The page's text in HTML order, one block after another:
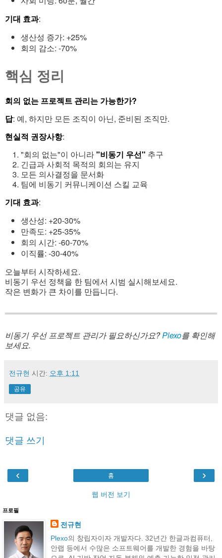
기대 효과:
생산성 증가: +25%
회의 감소: -70%
핵심 정리
회의 없는 프로젝트 관리는 가능한가?
답: 예, 하지만 모든 조직이 아닌, 준비된 조직만.
현실적 권장사항:
"회의 없는"이 아니라"비동기 우선" 추구
긴급과 사회적 목적의 회의는 유지
모든 의사결정을 문서화
팀에 비동기 커뮤니케이션 스킬 교육
기대 효과:
생산성: +20-30%
만족도: +25-35%
회의 시간: -60-70%
이직률: -30-40%
오늘부터 시작하세요.
비동기 우선 정책을 한 팀에서 시범 실시해보세요.
작은 변화가 큰 차이를 만듭니다.
비동기 우선 프로젝트 관리가 필요하신가요?Plexo를 확인해
보세요.
전규현 시간: 오후 1:11
공유
댓글 없음:
댓글 쓰기
‹ ›
홈
웹 버전 보기
프로필
전규현
Plexo의 창립자이자 개발자다. 32년간 한글과컴퓨터,
안랩 등에서 수많은 소프트웨어를 개발한 경험을 바탕